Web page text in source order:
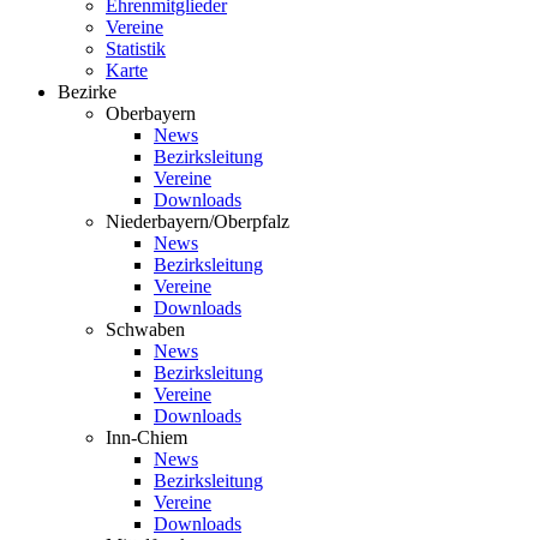
Ehrenmitglieder
Vereine
Statistik
Karte
Bezirke
Oberbayern
News
Bezirksleitung
Vereine
Downloads
Niederbayern/Oberpfalz
News
Bezirksleitung
Vereine
Downloads
Schwaben
News
Bezirksleitung
Vereine
Downloads
Inn-Chiem
News
Bezirksleitung
Vereine
Downloads